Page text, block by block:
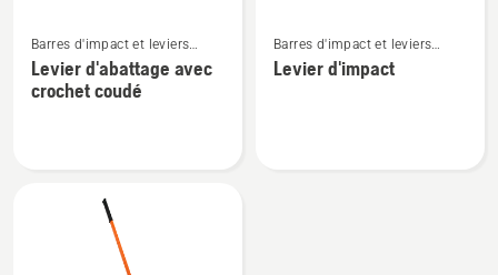
plus
de
détails
Barres d'impact et leviers
d'abattage
Levier d'abattage avec
crochet coudé
plus
de
Barres d'impact et leviers
d'abattage
Levier d'impact